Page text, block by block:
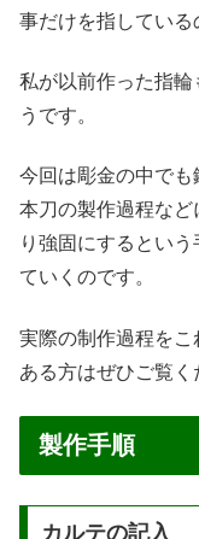
事だけを指している
私が以前作った指
うです。
今回は彫金の中でも
本刀の製作過程など
り強固にするとい
ていくのです。
実際の制作過程を
ある方はぜひご覧く
製作手順
カルテの記入